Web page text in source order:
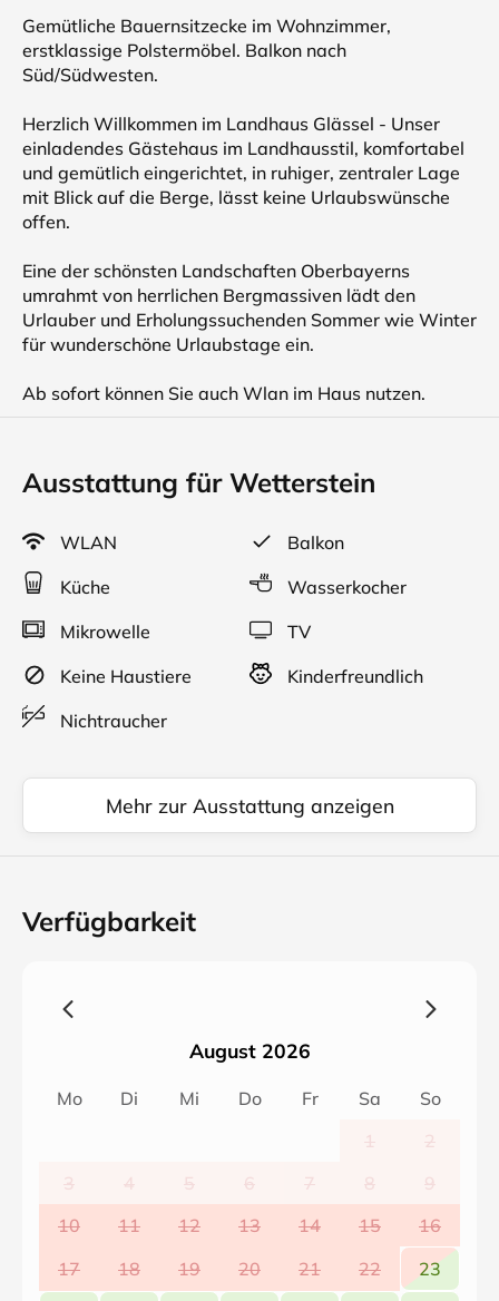
Gemütliche Bauernsitzecke im Wohnzimmer,
erstklassige Polstermöbel. Balkon nach
Süd/Südwesten.
Herzlich Willkommen im Landhaus Glässel - Unser
einladendes Gästehaus im Landhausstil, komfortabel
und gemütlich eingerichtet, in ruhiger, zentraler Lage
mit Blick auf die Berge, lässt keine Urlaubswünsche
offen.
Eine der schönsten Landschaften Oberbayerns
umrahmt von herrlichen Bergmassiven lädt den
Urlauber und Erholungssuchenden Sommer wie Winter
für wunderschöne Urlaubstage ein.
Ab sofort können Sie auch Wlan im Haus nutzen.
Ausstattung für Wetterstein
WLAN
Balkon
Küche
Wasserkocher
Mikrowelle
TV
Keine Haustiere
Kinderfreundlich
Nichtraucher
Mehr zur Ausstattung anzeigen
Verfügbarkeit
August 2026
Mo Di Mi Do Fr Sa
So
1
2
3
4 5 6 7 8
9
10
11 12 13 14 15
16
17
18 19 20 21 22
23